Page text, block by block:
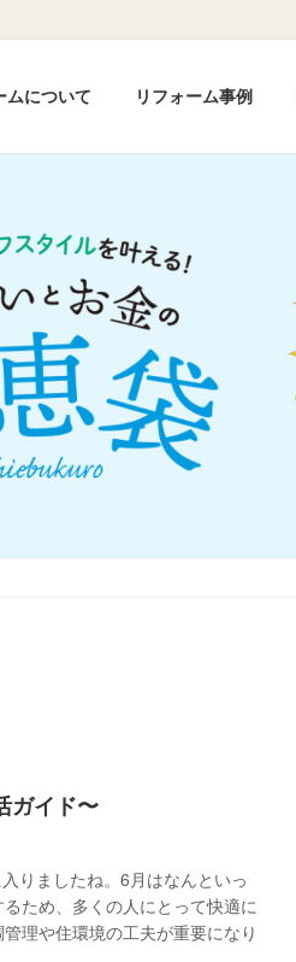
ムについて リフォーム事例
ガイド〜
りましたね。6月はなんといっ
ため、多くの人にとって快適に
理や住環境の工夫が重要になり